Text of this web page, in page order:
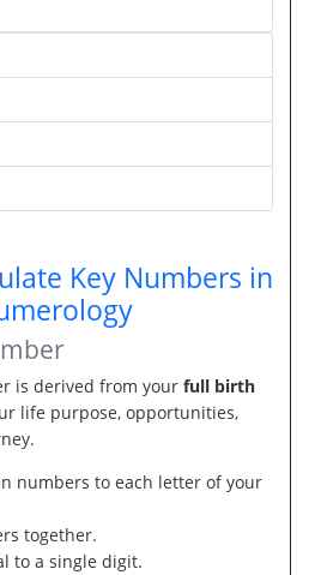
Key Numbers in
is derived from your full birth
life purpose, opportunities,
numbers to each letter of your
together.
to a single digit.